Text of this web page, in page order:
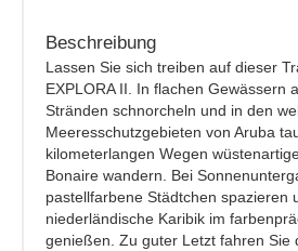
Beschreibung
Lassen Sie sich treiben auf dieser
EXPLORA II. In flachen Gewässern
Stränden schnorcheln und in den
Meeresschutzgebieten von Aruba
kilometerlangen Wegen
Bonaire wandern. Bei
pastellfarbene Städtchen spazieren
niederländische Karibik im
genießen. Zu guter Letzt fahren Sie